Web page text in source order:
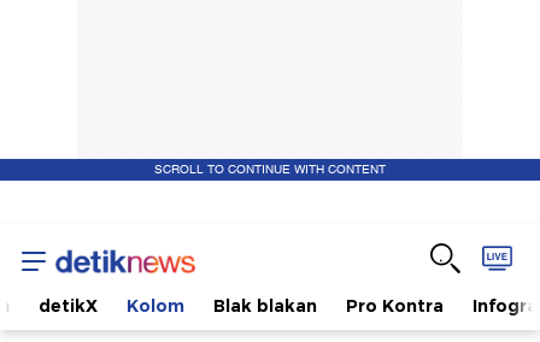
SCROLL TO CONTINUE WITH CONTENT
detikX Kolom Blak blakan Pro Kontra